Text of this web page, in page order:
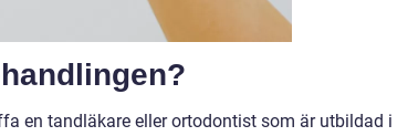
en tandläkare eller ortodontist som är utbildad i